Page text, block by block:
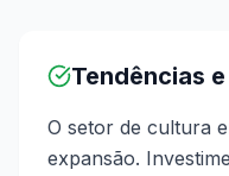
Tendências
O setor de cultura
expansão.